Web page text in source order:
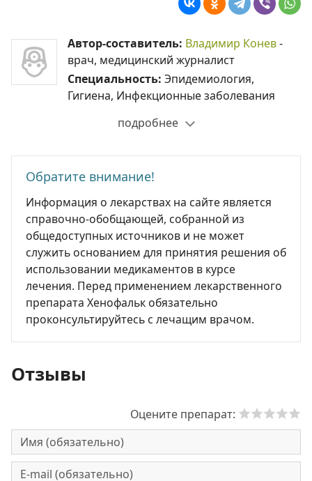
Автор-составитель: Владимир Конев-
врач, медицинский журналист
Специальность: Эпидемиология,
Гигиена, Инфекционные заболевания
подробнее
Обратите внимание!
Информация о лекарствах на сайте является
справочно-обобщающей, собранной из
общедоступных источников и не может
служить основанием для принятия решения об
использовании медикаментов в курсе
лечения. Перед применением лекарственного
препарата Хенофальк обязательно
проконсультируйтесь с лечащим врачом.
Отзывы
Оцените препарат: